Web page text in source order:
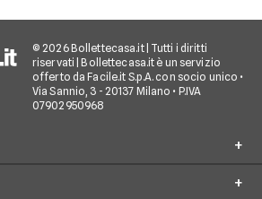
© 2026 Bollettecasa.it | Tutti i diritti
riservati | Bollettecasa.it è un servizio
offerto da Facile.it S.p.A. con socio unico •
Via Sannio, 3 - 20137 Milano • P.IVA
07902950968